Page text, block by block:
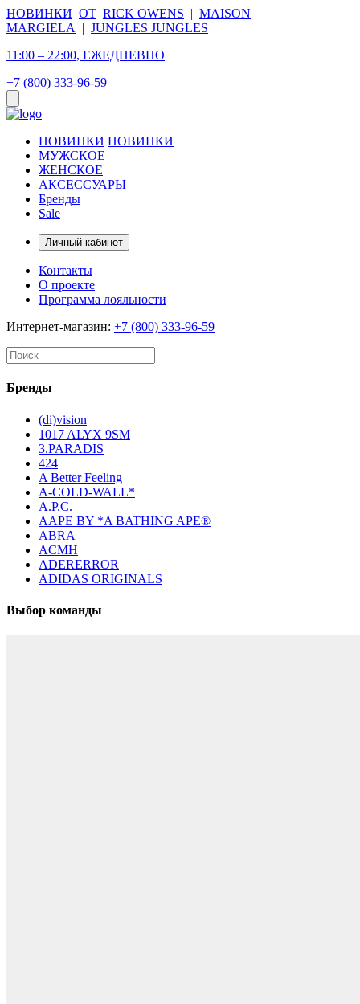
НОВИНКИ ОТ RICK OWENS | MAISON
MARGIELA
| JUNGLES JUNGLES
11:00 – 22:00, ЕЖЕДНЕВНО
+7 (800) 333-96-59
НОВИНКИ НОВИНКИ
МУЖСКОЕ
ЖЕНСКОЕ
АКСЕССУАРЫ
Бренды
Sale
Личный кабинет
Контакты
О проекте
Программа лояльности
Интернет-магазин: +7 (800) 333-96-59
Бренды
(di)vision
1017 ALYX 9SM
3.PARADIS
424
A Better Feeling
A-COLD-WALL*
A.P.C.
AAPE BY *A BATHING APE®
ABRA
ACMH
ADERERROR
ADIDAS ORIGINALS
Выбор команды